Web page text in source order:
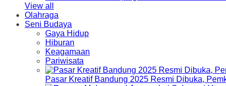
View all
Olahraga
Seni Budaya
Gaya Hidup
Hiburan
Keagamaan
Pariwisata
Pasar Kreatif Bandung 2025 Resmi Dibuka,